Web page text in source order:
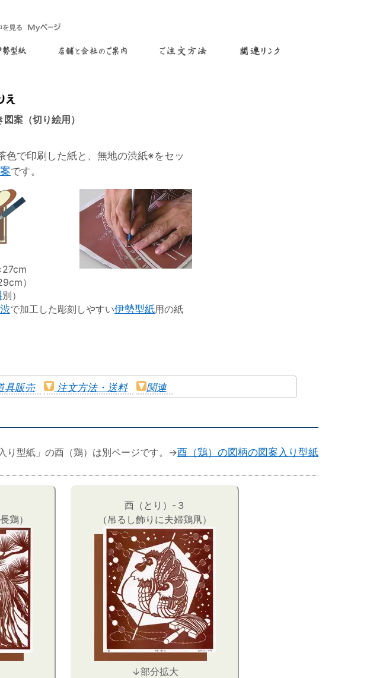
案（切り絵用）
で印刷した紙と、無地の渋紙※をセッ
です。
）
別）
で加工した彫刻しやすい伊勢型紙用の紙
具販売 注文方法・送料 関連
り型紙」の酉（鶏）は別ページです。→酉（鶏）の図柄の図案入り型紙
鶏）
酉（とり）-３
（吊るし飾りに夫婦鶏凧）
↓部分拡大